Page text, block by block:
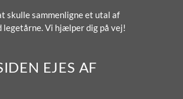
skulle sammenligne et utal af
legetårne. Vi hjælper dig på vej!
EJES AF